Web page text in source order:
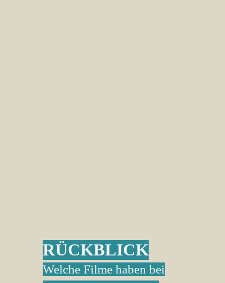
RÜCKBLICK
Welche Filme haben bei